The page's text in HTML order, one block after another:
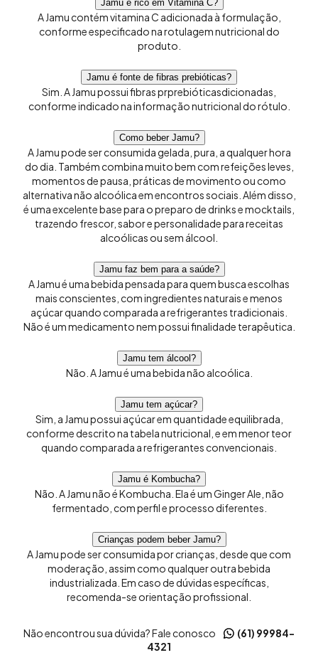
Jamu é rico em Vitamina C?
A Jamu contém vitamina C adicionada à formulação,
conforme especificado na rotulagem nutricional do
produto.
Jamu é fonte de fibras prebióticas?
Sim. A Jamu possui fibras prprebióticasdicionadas,
conforme indicado na informação nutricional do rótulo.
Como beber Jamu?
A Jamu pode ser consumida gelada, pura, a qualquer hora
do dia. Também combina muito bem com refeições leves,
momentos de pausa, práticas de movimento ou como
alternativa não alcoólica em encontros sociais. Além disso,
é uma excelente base para o preparo de drinks e mocktails,
trazendo frescor, sabor e personalidade para receitas
alcoólicas ou sem álcool.
Jamu faz bem para a saúde?
A Jamu é uma bebida pensada para quem busca escolhas
mais conscientes, com ingredientes naturais e menos
açúcar quando comparada a refrigerantes tradicionais.
Não é um medicamento nem possui finalidade terapêutica.
Jamu tem álcool?
Não. A Jamu é uma bebida não alcoólica.
Jamu tem açúcar?
Sim, a Jamu possui açúcar em quantidade equilibrada,
conforme descrito na tabela nutricional, e em menor teor
quando comparada a refrigerantes convencionais.
Jamu é Kombucha?
Não. A Jamu não é Kombucha. Ela é um Ginger Ale, não
fermentado, com perfil e processo diferentes.
Crianças podem beber Jamu?
A Jamu pode ser consumida por crianças, desde que com
moderação, assim como qualquer outra bebida
industrializada. Em caso de dúvidas específicas,
recomenda-se orientação profissional.
Não encontrou sua dúvida? Fale conosco
(61) 99984-
4321